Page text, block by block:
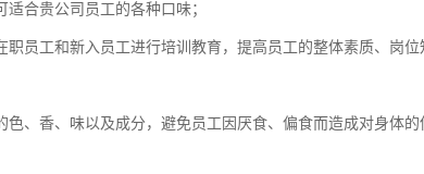
合贵公司员工的各种口味；
职员工和新入员工进行培训教育，提高员工的整体素质、岗
色、香、味以及成分，避免员工因厌食、偏食而造成对身体